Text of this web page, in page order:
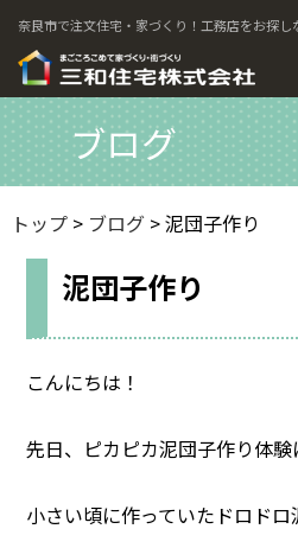
奈良市で注文住宅・家づくり！工務店をお探
ブログ
トップ> ブログ> 泥団子作り
泥団子作り
こんにちは！
先日、ピカピカ泥団子作り体験
小さい頃に作っていたドロドロ